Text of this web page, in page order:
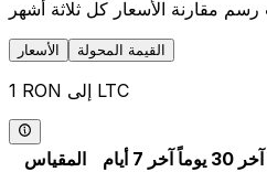
الأسعار القيمة المحولة
1 RON إلى LTC
المقياس آخر 7 أيام آخر 30 يوماً